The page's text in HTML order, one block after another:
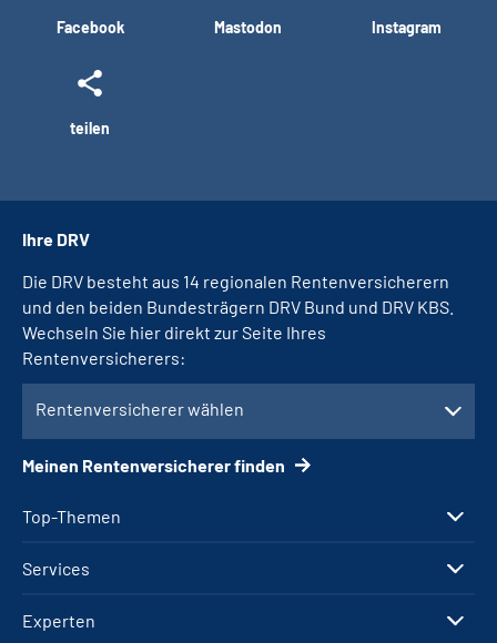
Facebook Mastodon Instagram
teilen
Top-Themen
Services
Experten
Ihre DRV
Die DRV besteht aus 14 regionalen Rentenversicherern
und den beiden Bundesträgern DRV Bund und DRV KBS.
Wechseln Sie hier direkt zur Seite Ihres
Rentenversicherers:
Rentenversicherer wählen
Meinen Rentenversicherer finden